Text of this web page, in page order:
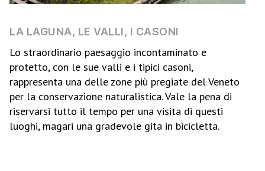
LA LAGUNA, LE VALLI, I CASONI
Lo straordinario paesaggio incontaminato e
protetto, con le sue valli e i tipici casoni,
rappresenta una delle zone più pregiate del Veneto
per la conservazione naturalistica. Vale la pena di
riservarsi tutto il tempo per una visita di questi
luoghi, magari una gradevole gita in bicicletta.